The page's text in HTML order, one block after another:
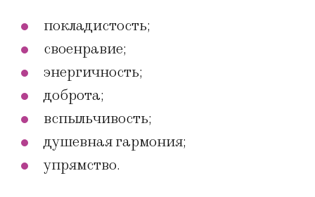
покладистость;
своенравие;
энергичность;
доброта;
вспыльчивость;
душевная гармония;
упрямство.